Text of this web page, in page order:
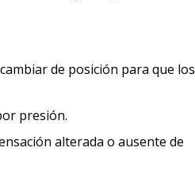
de posición para que los
presión.
alterada o ausente de